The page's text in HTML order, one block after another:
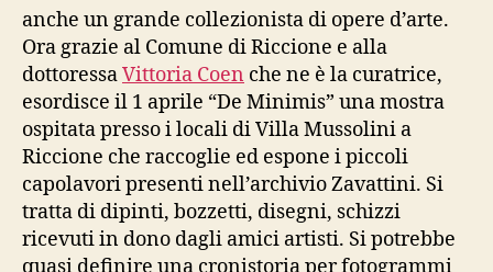
anche un grande collezionista di opere d’arte.
Ora grazie al Comune di Riccione e alla
dottoressaVittoria Coen che ne è la curatrice,
esordisce il 1 aprile “De Minimis” una mostra
ospitata presso i locali di Villa Mussolini a
Riccione che raccoglie ed espone i piccoli
capolavori presenti nell’archivio Zavattini. Si
tratta di dipinti, bozzetti, disegni, schizzi
ricevuti in dono dagli amici artisti. Si potrebbe
quasi definire una cronistoria per fotogrammi